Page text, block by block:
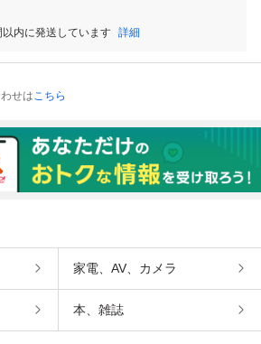
内に発送しています 詳細
せはこちら
家電、AV、カメラ
本、雑誌